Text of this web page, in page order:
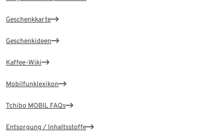
Geschenkkarte
Geschenkideen
Kaffee-Wiki
Mobilfunklexikon
Tchibo MOBIL FAQs
Entsorgung / Inhaltsstoffe